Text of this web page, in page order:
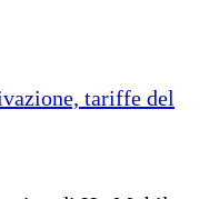
tariffe del